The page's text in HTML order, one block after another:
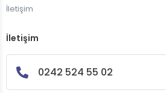
İletişim
İletişim
0242 524 55 02